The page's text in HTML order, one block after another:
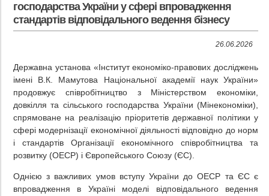
господарства України у сфері впровадження
стандартів відповідального ведення бізнесу
26.06.2026
Державна установа «Інститут економіко-правових досліджень
імені В.К. Мамутова Національної академії наук України»
продовжує співробітництво з Міністерством економіки,
довкілля та сільського господарства України (Мінекономіки),
спрямоване на реалізацію пріоритетів державної політики у
сфері модернізації економічної діяльності відповідно до норм
і стандартів Організації економічного співробітництва та
розвитку (ОЕСР) і Європейського Союзу (ЄС).
Однією з важливих умов вступу України до ОЕСР та ЄС є
впровадження в Україні моделі відповідального ведення